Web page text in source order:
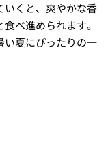
いくと、爽やかな香
べ進められます。
い夏にぴったりの一